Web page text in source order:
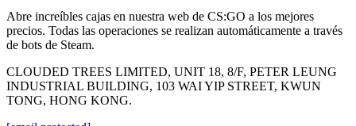
Abre increíbles cajas en nuestra web de CS:GO a los mejores
precios. Todas las operaciones se realizan automáticamente a través
de bots de Steam.
CLOUDED TREES LIMITED, UNIT 18, 8/F, PETER LEUNG
INDUSTRIAL BUILDING, 103 WAI YIP STREET, KWUN
TONG, HONG KONG.